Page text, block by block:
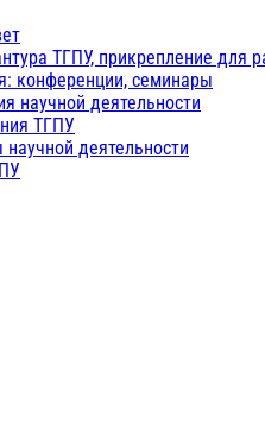
ТГПУ, прикрепление для
конференции, семинары
научной деятельности
ТГПУ
деятельности